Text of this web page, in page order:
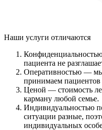
Наши услуги отличаются
пациента не
Оперативностью — мы
принимаем пациентов
Ценой — стоимость
карману любой семье.
Индивидуальностью
ситуации разные,
индивидуальных